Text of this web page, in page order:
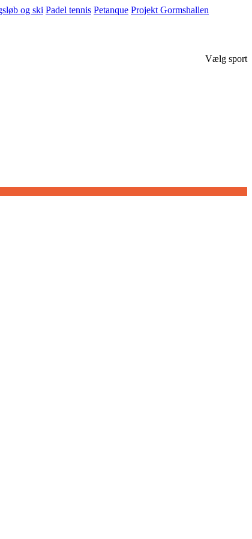
og ski Padel tennis Petanque Projekt Gormshallen
Vælg sport